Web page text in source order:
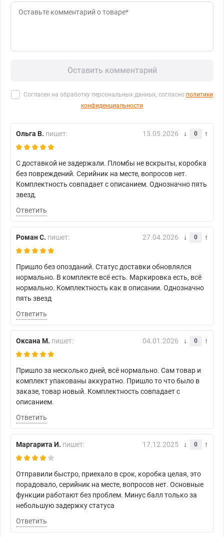
Оставить комментарий
Согласен на обработку персональных данных, согласно политики
конфиденциальности
Ольга В. пишет: 13.05.2026 0
С доставкой не задержали. Пломбы не вскрыты, коробка
без повреждений. Серийник на месте, вопросов нет.
Комплектность совпадает с описанием. Однозначно пять
звезд.
Ответить
Роман С. пишет: 27.04.2026 0
Пришло без опозданий. Статус доставки обновлялся
нормально. В комплекте всё есть. Маркировка есть, всё
нормально. Комплектность как в описании. Однозначно
пять звезд
Ответить
Оксана М. пишет: 04.01.2026 0
Пришло за несколько дней, всё нормально. Сам товар и
комплект упакованы аккуратно. Пришло то что было в
заказе, товар новый. Комплектность совпадает с
описанием.
Ответить
Маргарита И. пишет: 17.12.2025 0
Отправили быстро, приехало в срок, коробка целая, это
порадовало, серийник на месте, вопросов нет. Основные
функции работают без проблем. Минус балл только за
небольшую задержку статуса
Ответить